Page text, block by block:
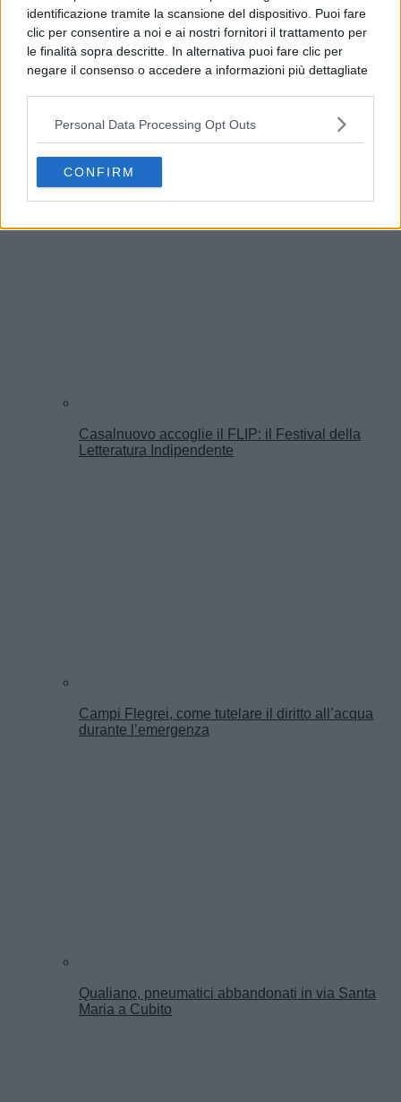
identificazione tramite la scansione del dispositivo. Puoi fare
clic per consentire a noi e ai nostri fornitori il trattamento per
le finalità sopra descritte. In alternativa puoi fare clic per
negare il consenso o accedere a informazioni più dettagliate
possono non richiedere il tuo consenso, ma hai il diritto di
opporti a tale trattamento. Le tue preferenze si
preferenze in qualsiasi momento ritornando su questo sito o
consultando la nostrainformativa sulla riservatezza.
Personal Data Processing Opt Outs
CONFIRM
Napoli, Ditto: “Trasporti estivi da potenziare entro
il 2027”
Casalnuovo accoglie il FLIP: il Festival della
Letteratura Indipendente
Campi Flegrei, come tutelare il diritto all’acqua
durante l’emergenza
Qualiano, pneumatici abbandonati in via Santa
Maria a Cubito